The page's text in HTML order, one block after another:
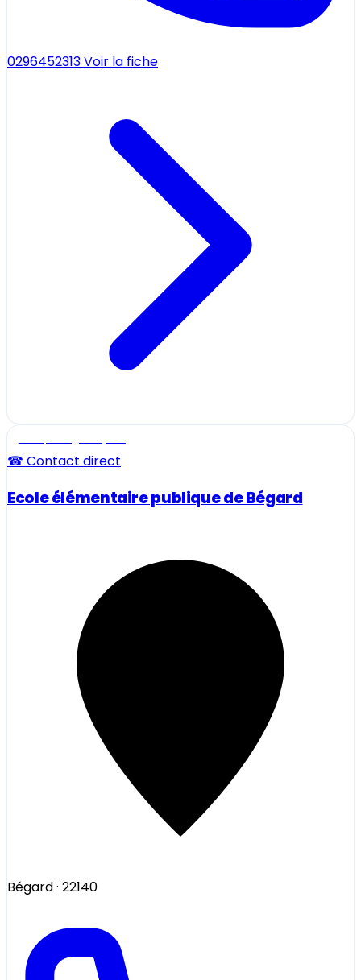
0296452313Voir la fiche
☎ Contact direct
Ecole élémentaire publique de Bégard
Bégard· 22140